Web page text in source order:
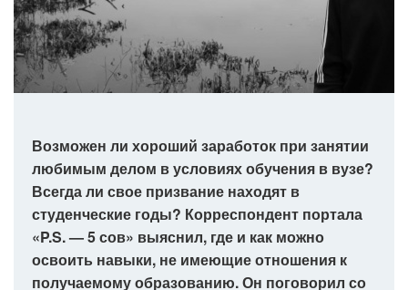
Возможен ли хороший заработок при занятии
любимым делом в условиях обучения в вузе?
Всегда ли свое призвание находят в
студенческие годы? Корреспондент портала
«P.S. — 5 сов» выяснил, где и как можно
освоить навыки, не имеющие отношения к
получаемому образованию. Он поговорил со